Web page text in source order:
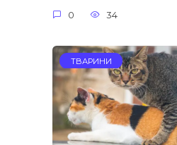
0 34
ТВАРИНИ